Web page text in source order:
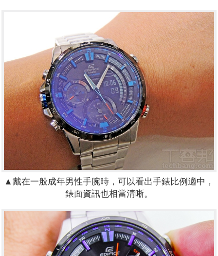
▲戴在一般成年男性手腕時，可以看出手錶比例適中，
錶面資訊也相當清晰。